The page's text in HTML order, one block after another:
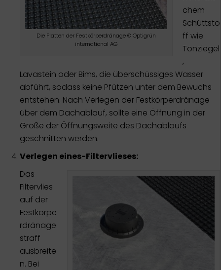
Die Platten der Festkörperdränage © Optigrün
international AG
chem
Schüttsto
ff wie
Tonziegel
,
Lavastein oder Bims, die überschüssiges Wasser
abführt, sodass keine Pfützen unter dem Bewuchs
entstehen. Nach Verlegen der Festkörperdränage
über dem Dachablauf, sollte eine Öffnung in der
Größe der Öffnungsweite des Dachablaufs
geschnitten werden.
Verlegen eines-Filtervlieses:
Das
Filtervlies
auf der
Festkörpe
rdränage
straff
ausbreite
n. Bei